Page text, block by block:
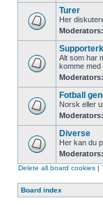
Turer
Her
Moderators:
Alt som har
komme med
Moderators:
Fotball
Norsk eller
Moderators:
Diverse
Her kan du
Moderators:
Delete all board cookies |
Board index